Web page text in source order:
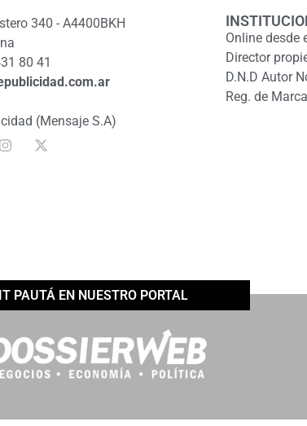
340 - A4400BKH
80 41
(Mensaje S.A)
Online desde
Director
D.N.D Autor
Reg. de
PAUTÁ EN NUESTRO PORTAL